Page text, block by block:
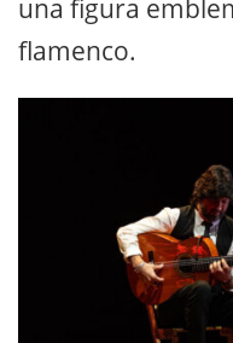
una figura
flamenco.